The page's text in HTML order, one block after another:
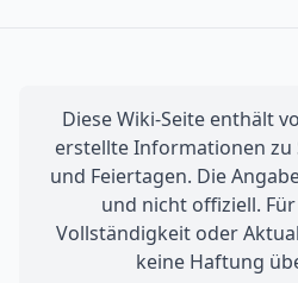
Diese Wiki-Seite enthält
erstellte Informationen zu
und Feiertagen. Die
und nicht offiziell.
Vollständigkeit oder
keine Haftung